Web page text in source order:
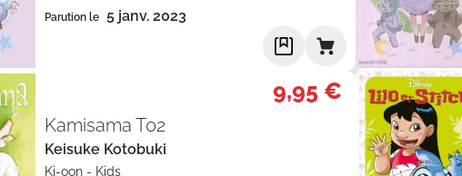
Parution le 5 janv. 2023
9,95 €
Kamisama T02
Keisuke Kotobuki
Ki-oon - Kids